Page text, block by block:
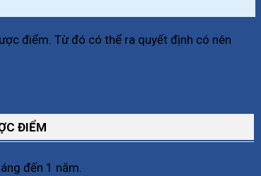
điểm. Từ đó có thể ra quyết định có nên
ĐIỂM
đến 1 năm.